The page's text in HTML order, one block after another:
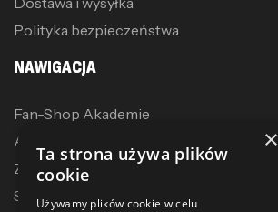
Polityka bezpieczeństwa
NAWIGACJA
Fan-Shop Akademie
Akcesoria treningowe
Zostań dystrybutorem
Sublimacja
×
Ta strona używa plików
cookie
Używamy plików cookie w celu